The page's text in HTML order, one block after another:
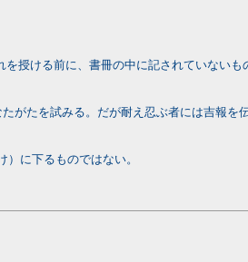
授ける前に、書冊の中に記されていないも
がたを試みる。だが耐え忍ぶ者には吉報を伝
に下るものではない。